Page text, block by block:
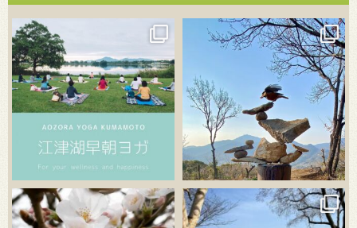
3月 20
3月 18
3月 18